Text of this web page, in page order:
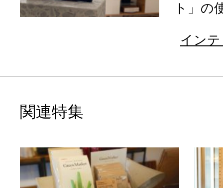
ト」の
イン
関連特集